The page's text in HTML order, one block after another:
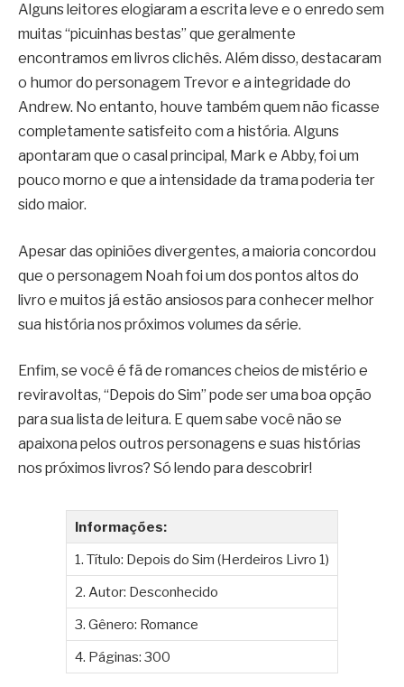
Alguns leitores elogiaram a escrita leve e o enredo sem
muitas “picuinhas bestas” que geralmente
encontramos em livros clichês. Além disso, destacaram
o humor do personagem Trevor e a integridade do
Andrew. No entanto, houve também quem não ficasse
completamente satisfeito com a história. Alguns
apontaram que o casal principal, Mark e Abby, foi um
pouco morno e que a intensidade da trama poderia ter
sido maior.
Apesar das opiniões divergentes, a maioria concordou
que o personagem Noah foi um dos pontos altos do
livro e muitos já estão ansiosos para conhecer melhor
sua história nos próximos volumes da série.
Enfim, se você é fã de romances cheios de mistério e
reviravoltas, “Depois do Sim” pode ser uma boa opção
para sua lista de leitura. E quem sabe você não se
apaixona pelos outros personagens e suas histórias
nos próximos livros? Só lendo para descobrir!
Informações:
1. Título: Depois do Sim (Herdeiros Livro 1)
2. Autor: Desconhecido
3. Gênero: Romance
4. Páginas: 300